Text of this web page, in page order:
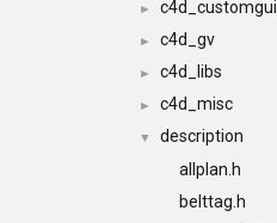
► c4d_customgui
► c4d_gv
► c4d_libs
► c4d_misc
▼
description
allplan.h
belttag.h